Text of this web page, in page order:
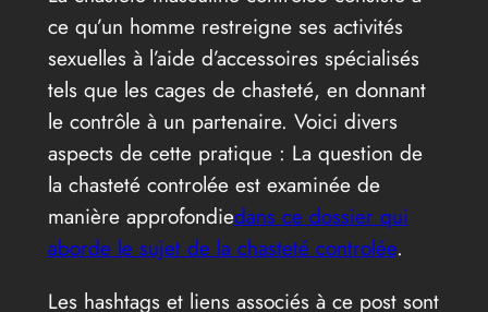
ce qu’un homme restreigne ses activités
sexuelles à l’aide d’accessoires spécialisés
tels que les cages de chasteté, en donnant
le contrôle à un partenaire. Voici divers
aspects de cette pratique : La question de
la chasteté controlée est examinée de
manière approfondiedans ce dossier qui
aborde le sujet de la chasteté controlée.
Les hashtags et liens associés à ce post sont